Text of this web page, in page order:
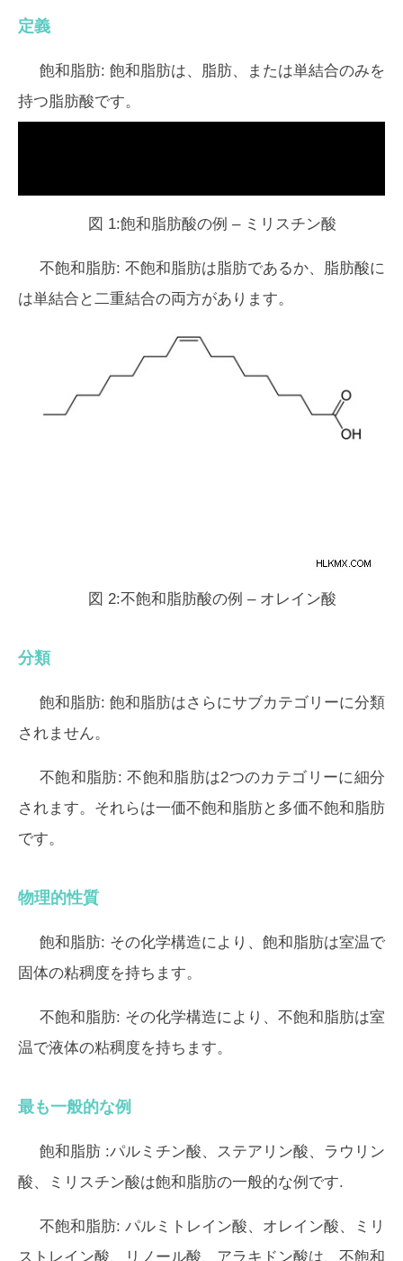
定義
飽和脂肪: 飽和脂肪は、脂肪、または単結合のみを
持つ脂肪酸です。
図 1:飽和脂肪酸の例 – ミリスチン酸
不飽和脂肪: 不飽和脂肪は脂肪であるか、脂肪酸に
は単結合と二重結合の両方があります。
図 2:不飽和脂肪酸の例 – オレイン酸
分類
飽和脂肪: 飽和脂肪はさらにサブカテゴリーに分類
されません。
不飽和脂肪: 不飽和脂肪は2つのカテゴリーに細分
されます。それらは一価不飽和脂肪と多価不飽和脂肪
です。
物理的性質
飽和脂肪: その化学構造により、飽和脂肪は室温で
固体の粘稠度を持ちます。
不飽和脂肪: その化学構造により、不飽和脂肪は室
温で液体の粘稠度を持ちます。
最も一般的な例
飽和脂肪 :パルミチン酸、ステアリン酸、ラウリン
酸、ミリスチン酸は飽和脂肪の一般的な例です.
不飽和脂肪: パルミトレイン酸、オレイン酸、ミリ
ストレイン酸、リノール酸、アラキドン酸は、不飽和